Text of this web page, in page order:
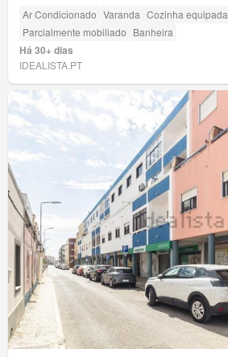
Ar Condicionado Varanda Cozinha equipada
Parcialmente mobiliado Banheira
Há 30+ dias
IDEALISTA.PT